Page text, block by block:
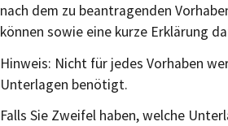
nach dem zu beantragenden
können sowie eine kurze Erklärung
Hinweis: Nicht für jedes Vorhaben
Unterlagen benötigt.
Falls Sie Zweifel haben, welche